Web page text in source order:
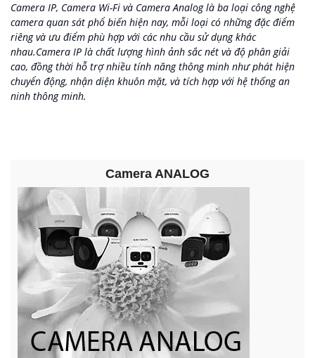
Camera IP, Camera Wi-Fi và Camera Analog là ba loại công nghệ
camera quan sát phổ biến hiện nay, mỗi loại có những đặc điểm
riêng và ưu điểm phù hợp với các nhu cầu sử dụng khác
nhau.Camera IP là chất lượng hình ảnh sắc nét và độ phân giải
cao, đồng thời hỗ trợ nhiều tính năng thông minh như phát hiện
chuyển động, nhận diện khuôn mặt, và tích hợp với hệ thống an
ninh thông minh.
Camera ANALOG